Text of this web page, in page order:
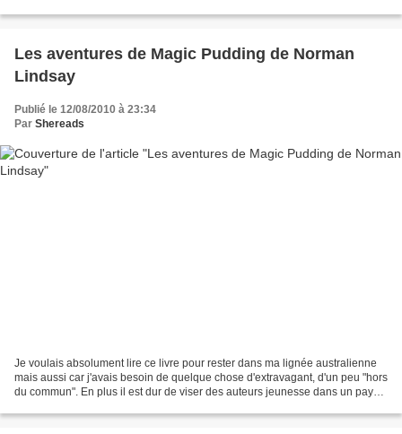
Les aventures de Magic Pudding de Norman
Lindsay
Publié le 12/08/2010 à 23:34
Par Shereads
Je voulais absolument lire ce livre pour rester dans ma lignée australienne
mais aussi car j'avais besoin de quelque chose d'extravagant, d'un peu "hors
du commun". En plus il est dur de viser des auteurs jeunesse dans un pays